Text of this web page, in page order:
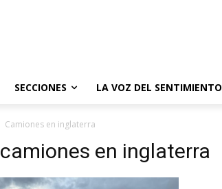
SECCIONES LA VOZ DEL SENTIMIENTO
Camiones en inglaterra
camiones en inglaterra